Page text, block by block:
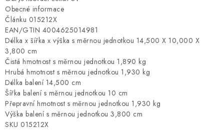
Obecné informace
Článku 015212X
EAN/GTIN 4004625014981
Délka x šířka x výška s měrnou jednotkou 14,500 X 10,000 X
3,800 cm
Čistá hmotnost s měrnou jednotkou 1,890 kg
Hrubá hmotnost s měrnou jednotkou 1,930 kg
Délka balení 14,500 cm
Šířka balení s měrnou jednotkou 10 cm
Přepravní hmotnost s měrnou jednotkou 1,930 kg
Výška balení s měrnou jednotkou 3,800 cm
SKU 015212X